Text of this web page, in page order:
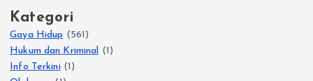
Kategori
Gaya Hidup (561)
Hukum dan Kriminal (1)
Info Terkini(1)